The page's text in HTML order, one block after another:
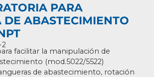
PARA
DE ABASTECIMIENTO
2
facilitar la manipulación de
(mod.5022/5522)
de abastecimiento, rotación